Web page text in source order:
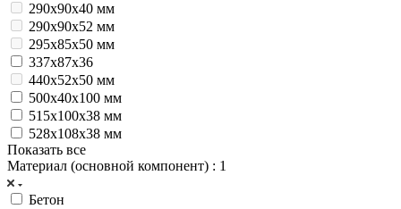
290х90х40 мм
290х90х52 мм
295х85х50 мм
337х87х36
440x52x50 мм
500х40х100 мм
515x100x38 мм
528x108x38 мм
Показать все
Материал (основной компонент) : 1
Бетон